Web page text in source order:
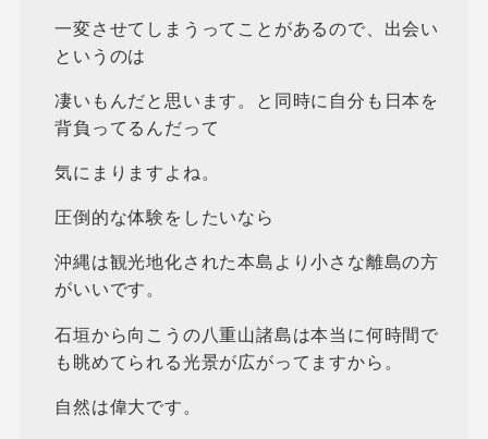
一変させてしまうってことがあるので、出会い
というのは
凄いもんだと思います。と同時に自分も日本を
背負ってるんだって
気にまりますよね。
圧倒的な体験をしたいなら
沖縄は観光地化された本島より小さな離島の方
がいいです。
石垣から向こうの八重山諸島は本当に何時間で
も眺めてられる光景が広がってますから。
自然は偉大です。